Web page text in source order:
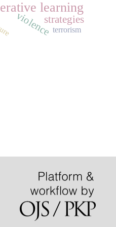
learning
violencestrategies
terrorism